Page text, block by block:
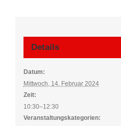
Details
Datum:
Mittwoch, 14. Februar 2024
Zeit:
10:30–12:30
Veranstaltungskategorien: